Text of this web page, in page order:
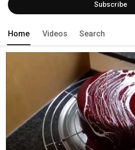
Subscribe
Home Videos Search